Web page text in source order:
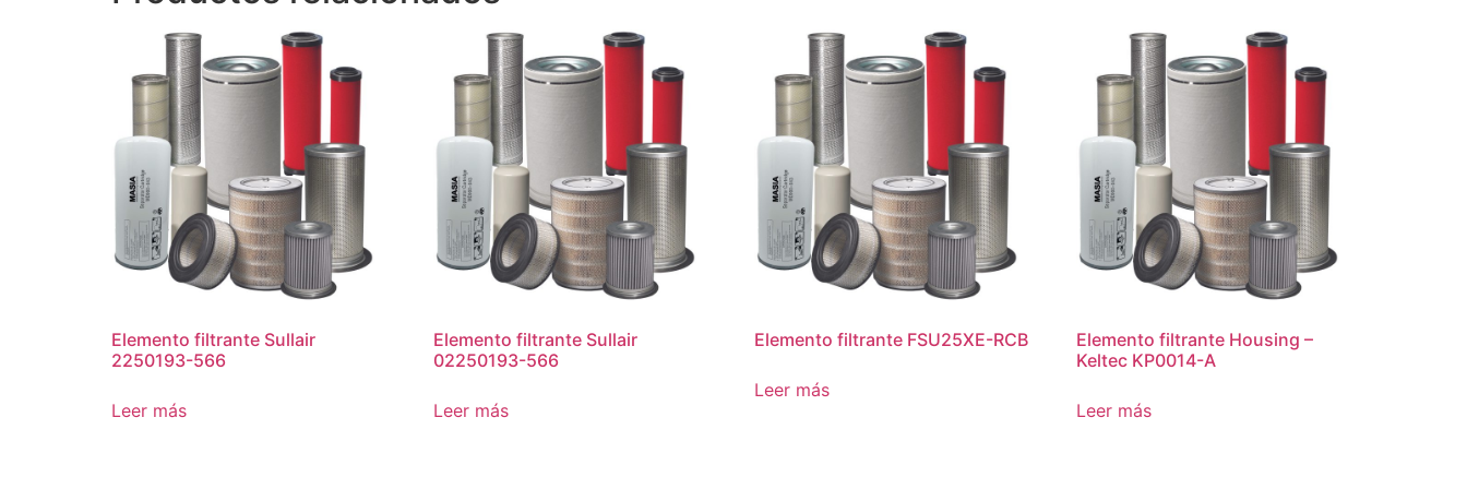
Elemento filtrante Sullair
2250193-566
Leer más
Elemento filtrante Sullair
02250193-566
Leer más
Elemento filtrante FSU25XE-RCB
Leer más
Elemento filtrante Housing –
Keltec KP0014-A
Leer más